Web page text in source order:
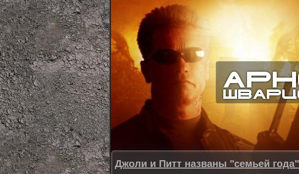
Джоли и Питт названы "семьей года"